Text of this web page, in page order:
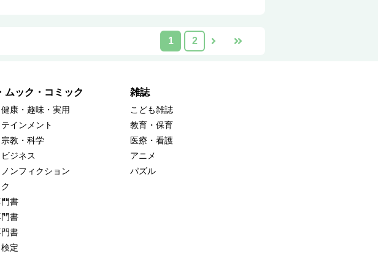
1 2
ムック・コミック
康・趣味・実用
インメント
教・科学
ジネス
ンフィクション
書
書
書
定
雑誌
こども雑誌
教育・保育
医療・看護
アニメ
パズル